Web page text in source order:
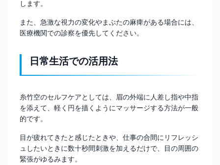
します。
また、急激な視力の変化やまぶたの麻痺がある場合には、
医療機関での診察を優先してください。
日常生活での活用法
糸竹空のセルフケアとしては、眉の外端に人差し指や中指
を添えて、軽く円を描くようにマッサージする方法が一般
的です。
目が疲れてきたと感じたときや、仕事の合間にリフレッシ
ュしたいときに数十秒間刺激を加えるだけで、目の周囲の
緊張がゆるみます。